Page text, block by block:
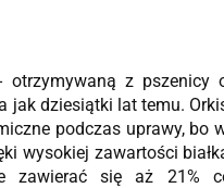
otrzymywaną z pszenicy
jak dziesiątki lat temu.
podczas uprawy, bo
wysokiej zawartości
zawierać się aż 21%